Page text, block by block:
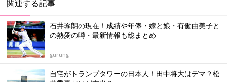
関連する記事
石井琢朗の現在！成績や年俸・嫁と娘・有働由美子と
の熱愛の噂・最新情報も総まとめ
gurung
自宅がトランプタワーの日本人！田中将大はデマ？松